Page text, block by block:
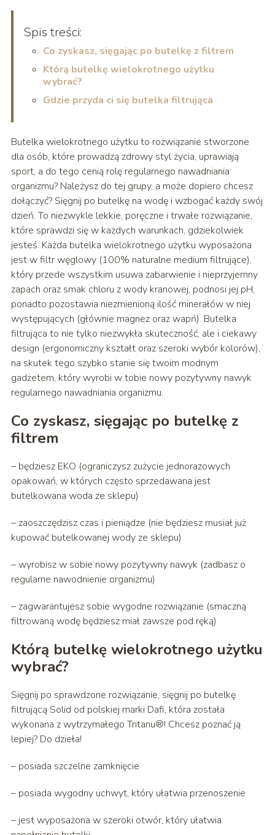
Spis treści:
Co zyskasz, sięgając po butelkę z filtrem
Którą butelkę wielokrotnego użytku
wybrać?
Gdzie przyda ci się butelka filtrująca
Butelka wielokrotnego użytku to rozwiązanie stworzone
dla osób, które prowadzą zdrowy styl życia, uprawiają
sport, a do tego cenią rolę regularnego nawadniania
organizmu? Należysz do tej grupy, a może dopiero chcesz
dołączyć? Sięgnij po butelkę na wodę i wzbogać każdy swój
dzień. To niezwykle lekkie, poręczne i trwałe rozwiązanie,
które sprawdzi się w każdych warunkach, gdziekolwiek
jesteś. Każda butelka wielokrotnego użytku wyposażona
jest w filtr węglowy (100% naturalne medium filtrujące),
który przede wszystkim usuwa zabarwienie i nieprzyjemny
zapach oraz smak chloru z wody kranowej, podnosi jej pH,
ponadto pozostawia niezmienioną ilość minerałów w niej
występujących (głównie magnez oraz wapń). Butelka
filtrująca to nie tylko niezwykła skuteczność, ale i ciekawy
design (ergonomiczny kształt oraz szeroki wybór kolorów),
na skutek tego szybko stanie się twoim modnym
gadżetem, który wyrobi w tobie nowy pozytywny nawyk
regularnego nawadniania organizmu.
Co zyskasz, sięgając po butelkę z
filtrem
– będziesz EKO (ograniczysz zużycie jednorazowych
opakowań, w których często sprzedawana jest
butelkowana woda ze sklepu)
– zaoszczędzisz czas i pieniądze (nie będziesz musiał już
kupować butelkowanej wody ze sklepu)
– wyrobisz w sobie nowy pozytywny nawyk (zadbasz o
regularne nawodnienie organizmu)
– zagwarantujesz sobie wygodne rozwiązanie (smaczną
filtrowaną wodę będziesz miał zawsze pod ręką)
Którą butelkę wielokrotnego użytku
wybrać?
Sięgnij po sprawdzone rozwiązanie, sięgnij po butelkę
filtrującą Solid od polskiej marki Dafi, która została
wykonana z wytrzymałego Tritanu®! Chcesz poznać ją
lepiej? Do dzieła!
– posiada szczelne zamknięcie
– posiada wygodny uchwyt, który ułatwia przenoszenie
– jest wyposażona w szeroki otwór, który ułatwia